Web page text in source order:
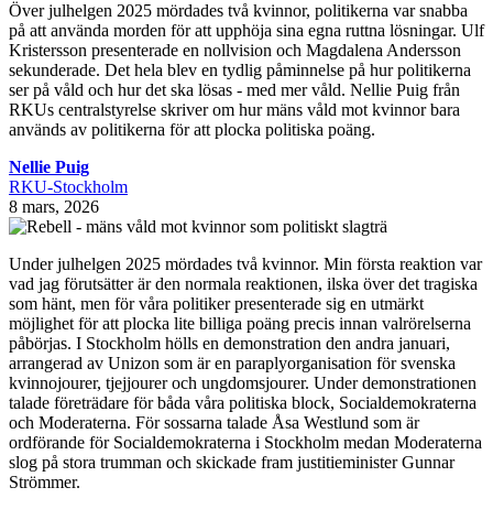
Över julhelgen 2025 mördades två kvinnor, politikerna var snabba
på att använda morden för att upphöja sina egna ruttna lösningar. Ulf
Kristersson presenterade en nollvision och Magdalena Andersson
sekunderade. Det hela blev en tydlig påminnelse på hur politikerna
ser på våld och hur det ska lösas - med mer våld. Nellie Puig från
RKUs centralstyrelse skriver om hur mäns våld mot kvinnor bara
används av politikerna för att plocka politiska poäng.
Nellie Puig
RKU-Stockholm
8 mars, 2026
Under julhelgen 2025 mördades två kvinnor. Min första reaktion var
vad jag förutsätter är den normala reaktionen, ilska över det tragiska
som hänt, men för våra politiker presenterade sig en utmärkt
möjlighet för att plocka lite billiga poäng precis innan valrörelserna
påbörjas. I Stockholm hölls en demonstration den andra januari,
arrangerad av Unizon som är en paraplyorganisation för svenska
kvinnojourer, tjejjourer och ungdomsjourer. Under demonstrationen
talade företrädare för båda våra politiska block, Socialdemokraterna
och Moderaterna. För sossarna talade Åsa Westlund som är
ordförande för Socialdemokraterna i Stockholm medan Moderaterna
slog på stora trumman och skickade fram justitieminister Gunnar
Strömmer.